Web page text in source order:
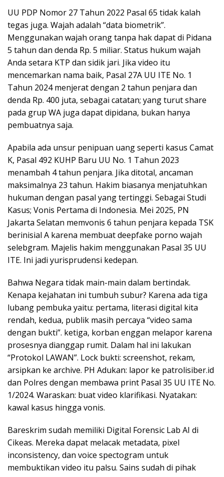
UU PDP Nomor 27 Tahun 2022 Pasal 65 tidak kalah
tegas juga. Wajah adalah “data biometrik”.
Menggunakan wajah orang tanpa hak dapat di Pidana
5 tahun dan denda Rp. 5 miliar. Status hukum wajah
Anda setara KTP dan sidik jari. Jika video itu
mencemarkan nama baik, Pasal 27A UU ITE No. 1
Tahun 2024 menjerat dengan 2 tahun penjara dan
denda Rp. 400 juta, sebagai catatan; yang turut share
pada grup WA juga dapat dipidana, bukan hanya
pembuatnya saja.
Apabila ada unsur penipuan uang seperti kasus Camat
K, Pasal 492 KUHP Baru UU No. 1 Tahun 2023
menambah 4 tahun penjara. Jika ditotal, ancaman
maksimalnya 23 tahun. Hakim biasanya menjatuhkan
hukuman dengan pasal yang tertinggi. Sebagai Studi
Kasus; Vonis Pertama di Indonesia. Mei 2025, PN
Jakarta Selatan memvonis 6 tahun penjara kepada TSK
berinisial A karena membuat deepfake porno wajah
selebgram. Majelis hakim menggunakan Pasal 35 UU
ITE. Ini jadi yurisprudensi kedepan.
Bahwa Negara tidak main-main dalam bertindak.
Kenapa kejahatan ini tumbuh subur? Karena ada tiga
lubang pembuka yaitu: pertama, literasi digital kita
rendah, kedua, publik masih percaya “video sama
dengan bukti”. ketiga, korban enggan melapor karena
prosesnya dianggap rumit. Dalam hal ini lakukan
“Protokol LAWAN”. Lock bukti: screenshot, rekam,
arsipkan ke archive. PH Adukan: lapor ke patrolisiber.id
dan Polres dengan membawa print Pasal 35 UU ITE No.
1/2024. Waraskan: buat video klarifikasi. Nyatakan:
kawal kasus hingga vonis.
Bareskrim sudah memiliki Digital Forensic Lab AI di
Cikeas. Mereka dapat melacak metadata, pixel
inconsistency, dan voice spectogram untuk
membuktikan video itu palsu. Sains sudah di pihak